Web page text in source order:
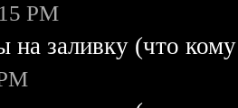
PM
на заливку (что